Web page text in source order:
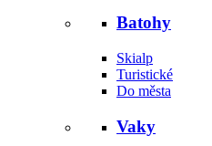
Batohy
Skialp
Turistické
Do města
Vaky